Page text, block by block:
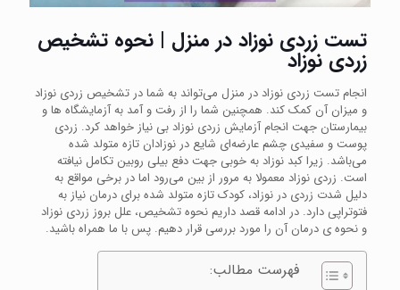
تست زردی نوزاد در منزل | نحوه تشخیص
زردی نوزاد
انجام تست زردی نوزاد در منزل می‌تواند به شما در تشخیص زردی نوزاد
و میزان آن کمک کند. همچنین شما را از رفت و آمد به آزمایشگاه ها و
بیمارستان جهت انجام آزمایش زردی نوزاد بی نیاز خواهد کرد. زردی
پوست و سفیدی چشم عارضه‌ای شایع در نوزادان تازه متولد شده
می‌باشد. زیرا کبد نوزاد به خوبی جهت دفع بیلی روبین تکامل نیافته
است. زردی نوزاد معمولا به مرور از بین می‌رود اما در برخی مواقع به
دلیل شدت زردی در نوزاد، کودک تازه متولد شده برای درمان نیاز به
فتوتراپی دارد. در ادامه قصد داریم نحوه تشخیص، علل بروز زردی نوزاد
و نحوه ی درمان آن را مورد بررسی قرار دهیم. پس با ما همراه باشید.
فهرست مطالب: